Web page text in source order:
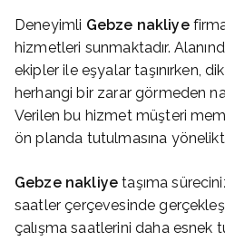
Deneyimli Gebze nakliye
hizmetleri sunmaktadır.
ekipler ile eşyalar taşınırken,
herhangi bir zarar görmeden
Verilen bu hizmet müşteri
ön planda tutulmasına
Gebze nakliye taşıma
saatler çerçevesinde
çalışma saatlerini daha esnek